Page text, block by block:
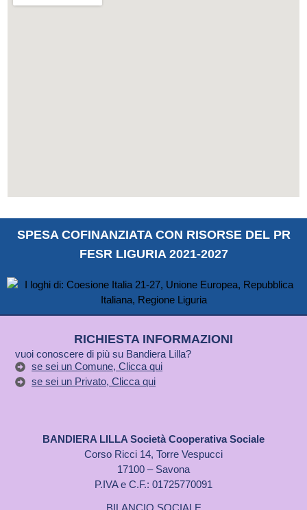
SPESA COFINANZIATA CON RISORSE DEL PR
FESR LIGURIA 2021-2027
RICHIESTA INFORMAZIONI
vuoi conoscere di più su Bandiera Lilla?
se sei un Comune, Clicca qui
se sei un Privato, Clicca qui
BANDIERA LILLA Società Cooperativa Sociale
Corso Ricci 14, Torre Vespucci
17100 – Savona
P.IVA e C.F.: 01725770091
BILANCIO SOCIALE